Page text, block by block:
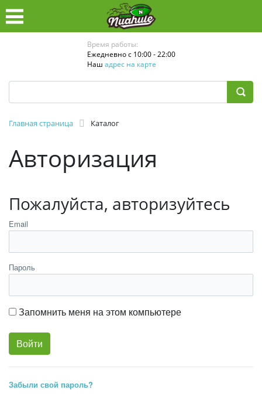
Время работы:
Ежедневно с 10:00 - 22:00
Наш адрес на карте
Главная страница Каталог
Авторизация
Пожалуйста, авторизуйтесь
Email
Пароль
Запомнить меня на этом компьютере
Забыли свой пароль?